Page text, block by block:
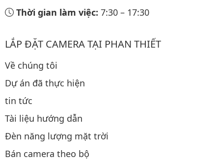
Thời gian làm việc: 7:30 – 17:30
LẮP ĐẶT CAMERA TẠI PHAN THIẾT
Về chúng tôi
Dự án đã thực hiện
tin tức
Tài liệu hướng dẫn
Đèn năng lượng mặt trời
Bán camera theo bộ